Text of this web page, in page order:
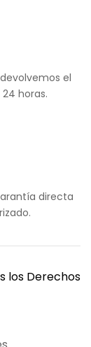
el
horas.
directa
los Derechos